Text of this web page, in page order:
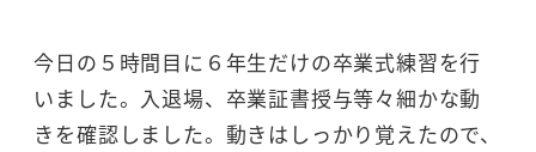
今日の５時間目に６年生だけの卒業式練習を行
いました。入退場、卒業証書授与等々細かな動
きを確認しました。動きはしっかり覚えたので、